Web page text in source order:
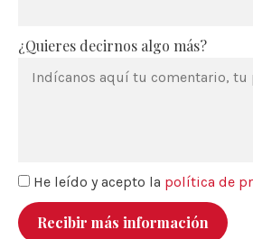
¿Quieres decirnos algo más?
He leído y acepto la política de
Recibir más información